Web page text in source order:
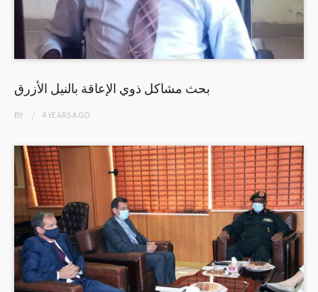
بحث مشاكل ذوي الإعاقة بالنيل الأزرق
BY 4 YEARSAGO